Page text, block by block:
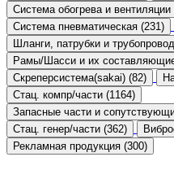
Система обогрева и вентиляции
Система пневматическая (231)
Шланги, патрубки и
Рамы/Шасси и их
Скреперсистема(sakai) (82)
Стац. компр/части (1164)
Запасные части и
Стац. генер/части (362)
Рекламная продукция (300)